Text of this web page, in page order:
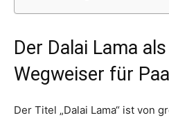
Der Dalai Lama
Wegweiser für
Der Titel „Dalai Lama“ ist von